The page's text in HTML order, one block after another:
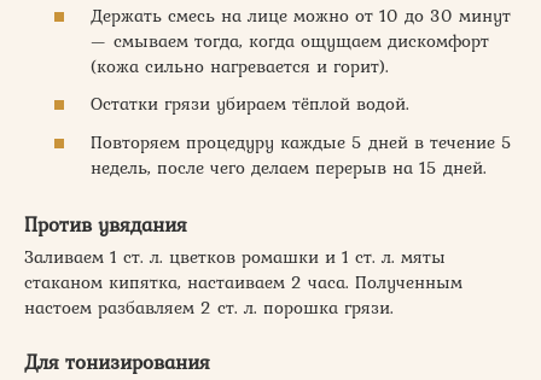
Держать смесь на лице можно от 10 до 30 минут
— смываем тогда, когда ощущаем дискомфорт
(кожа сильно нагревается и горит).
Остатки грязи убираем тёплой водой.
Повторяем процедуру каждые 5 дней в течение 5
недель, после чего делаем перерыв на 15 дней.
Против увядания
Заливаем 1 ст. л. цветков ромашки и 1 ст. л. мяты
стаканом кипятка, настаиваем 2 часа. Полученным
настоем разбавляем 2 ст. л. порошка грязи.
Для тонизирования